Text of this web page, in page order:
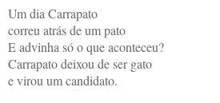
Um dia Carrapato
correu atrás de um pato
E advinha só o que aconteceu?
Carrapato deixou de ser gato
e virou um candidato.